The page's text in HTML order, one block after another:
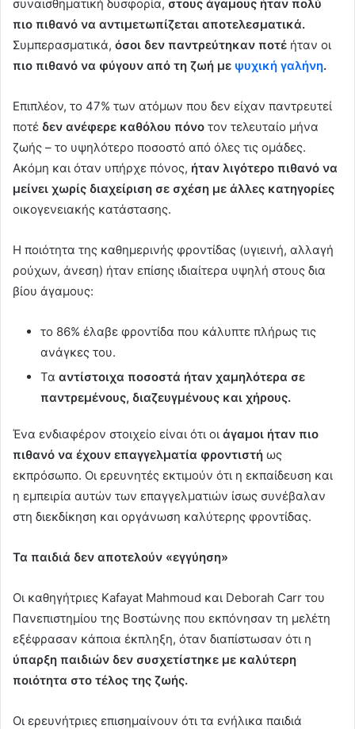
συναισθηματική δυσφορία, στους άγαμους ήταν πολύ
πιο πιθανό να αντιμετωπίζεται αποτελεσματικά.
Συμπερασματικά, όσοι δεν παντρεύτηκαν ποτέ ήταν οι
πιο πιθανό να φύγουν από τη ζωή με ψυχική γαλήνη.
Επιπλέον, το 47% των ατόμων που δεν είχαν παντρευτεί
ποτέ δεν ανέφερε καθόλου πόνο τον τελευταίο μήνα
ζωής – το υψηλότερο ποσοστό από όλες τις ομάδες.
Ακόμη και όταν υπήρχε πόνος, ήταν λιγότερο πιθανό να
μείνει χωρίς διαχείριση σε σχέση με άλλες κατηγορίες
οικογενειακής κατάστασης.
Η ποιότητα της καθημερινής φροντίδας (υγιεινή, αλλαγή
ρούχων, άνεση) ήταν επίσης ιδιαίτερα υψηλή στους δια
βίου άγαμους:
το 86% έλαβε φροντίδα που κάλυπτε πλήρως τις
ανάγκες του.
Τα αντίστοιχα ποσοστά ήταν χαμηλότερα σε
παντρεμένους, διαζευγμένους και χήρους.
Ένα ενδιαφέρον στοιχείο είναι ότι οι άγαμοι ήταν πιο
πιθανό να έχουν επαγγελματία φροντιστή ως
εκπρόσωπο. Οι ερευνητές εκτιμούν ότι η εκπαίδευση και
η εμπειρία αυτών των επαγγελματιών ίσως συνέβαλαν
στη διεκδίκηση και οργάνωση καλύτερης φροντίδας.
Τα παιδιά δεν αποτελούν «εγγύηση»
Οι καθηγήτριες Kafayat Mahmoud και Deborah Carr του
Πανεπιστημίου της Βοστώνης που εκπόνησαν τη μελέτη
εξέφρασαν κάποια έκπληξη, όταν διαπίστωσαν ότι η
ύπαρξη παιδιών δεν συσχετίστηκε με καλύτερη
ποιότητα στο τέλος της ζωής.
Οι ερευνήτριες επισημαίνουν ότι τα ενήλικα παιδιά